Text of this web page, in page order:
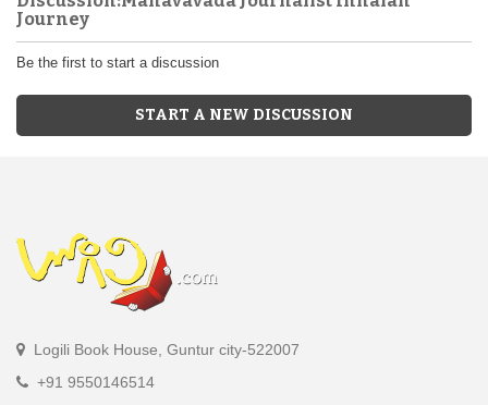
Journey
Be the first to start a discussion
START A NEW DISCUSSION
Logili Book House, Guntur city-522007
+91 9550146514